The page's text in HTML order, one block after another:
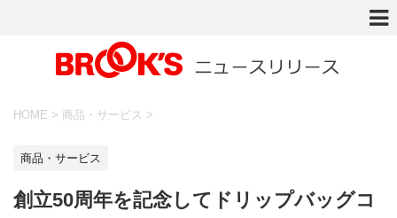
HOME > 商品・サービス >
商品・サービス
創立50周年を記念してドリップバッグコ